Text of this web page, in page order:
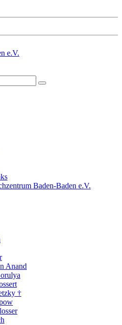
Baden-Baden e.V.
Anand
†